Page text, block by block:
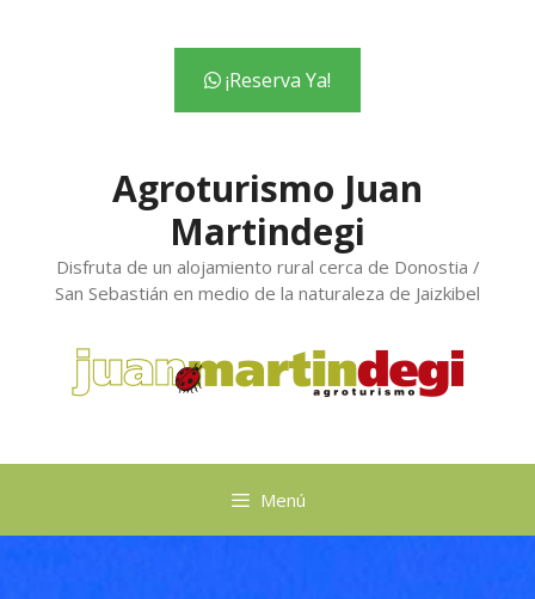
¡Reserva Ya!
Agroturismo Juan
Martindegi
Disfruta de un alojamiento rural cerca de Donostia /
San Sebastián en medio de la naturaleza de Jaizkibel
Menú